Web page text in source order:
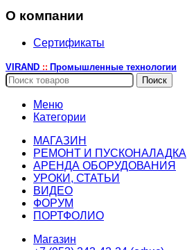
О компании
Сертификаты
VIRAND :: Промышленные технологии
Поиск
Меню
Категории
МАГАЗИН
РЕМОНТ И ПУСКОНАЛАДКА
АРЕНДА ОБОРУДОВАНИЯ
УРОКИ, СТАТЬИ
ВИДЕО
ФОРУМ
ПОРТФОЛИО
Магазин